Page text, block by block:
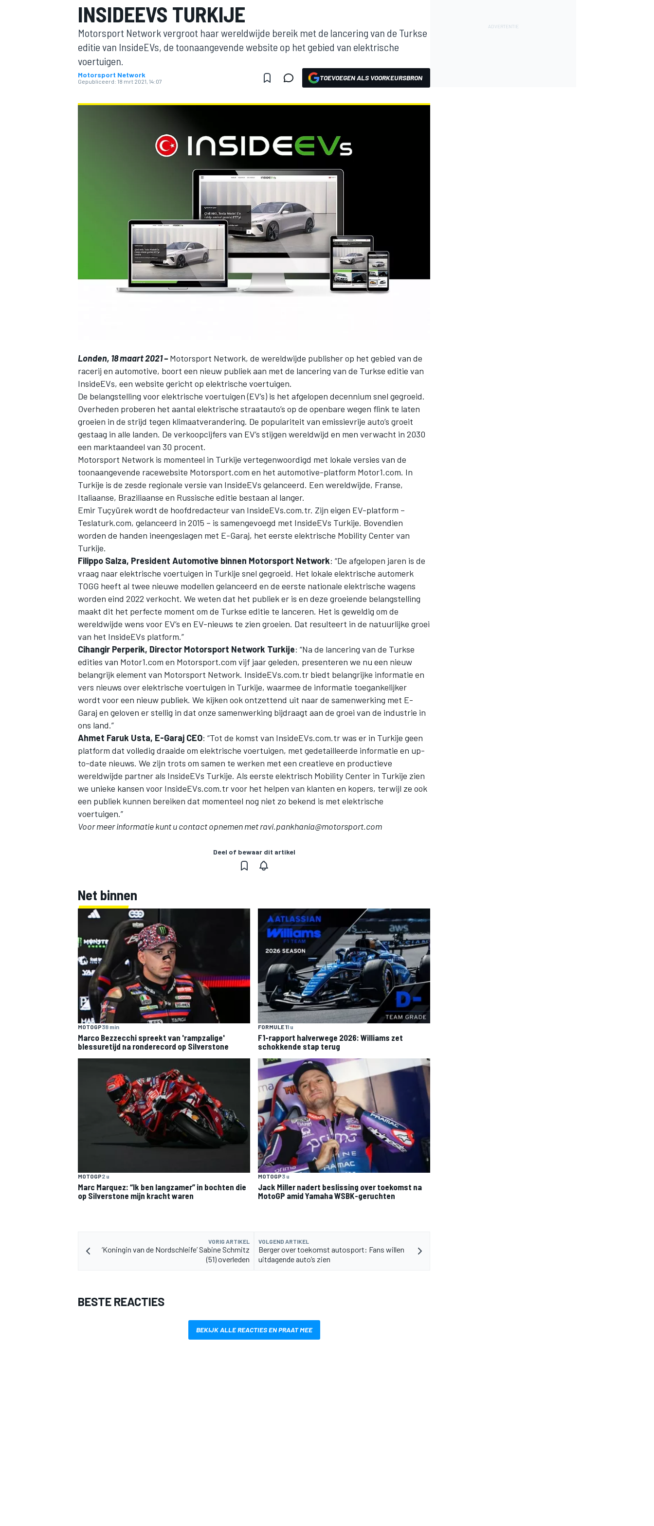
MOTOGP
WEC DTM
MEER RACEKLASSEN
INSIDEEVS TURKIJE
Motorsport Network vergroot haar wereldwijde bereik met de lancering van de Turkse
editie van InsideEVs, de toonaangevende website op het gebied van elektrische
voertuigen.
Motorsport Network
Gepubliceerd: 18 mrt 2021, 14:07 TOEVOEGEN ALS VOORKEURSBRON
Londen, 18 maart 2021– Motorsport Network, de wereldwijde publisher op het gebied van de
racerij en automotive, boort een nieuw publiek aan met de lancering van de Turkse editie van
InsideEVs, een website gericht op elektrische voertuigen.
De belangstelling voor elektrische voertuigen (EV’s) is het afgelopen decennium snel gegroeid.
Overheden proberen het aantal elektrische straatauto’s op de openbare wegen flink te laten
groeien in de strijd tegen klimaatverandering. De populariteit van emissievrije auto’s groeit
gestaag in alle landen. De verkoopcijfers van EV’s stijgen wereldwijd en men verwacht in 2030
een marktaandeel van 30 procent.
Motorsport Network is momenteel in Turkije vertegenwoordigd met lokale versies van de
toonaangevende racewebsite Motorsport.com en het automotive-platform Motor1.com. In
Turkije is de zesde regionale versie van InsideEVs gelanceerd. Een wereldwijde, Franse,
Italiaanse, Braziliaanse en Russische editie bestaan al langer.
Emir Tuçyürek wordt de hoofdredacteur van InsideEVs.com.tr. Zijn eigen EV-platform –
Teslaturk.com, gelanceerd in 2015 – is samengevoegd met InsideEVs Turkije. Bovendien
worden de handen ineengeslagen met E-Garaj, het eerste elektrische Mobility Center van
Turkije.
Filippo Salza, President Automotive binnen Motorsport Network: “De afgelopen jaren is de
vraag naar elektrische voertuigen in Turkije snel gegroeid. Het lokale elektrische automerk
TOGG heeft al twee nieuwe modellen gelanceerd en de eerste nationale elektrische wagens
worden eind 2022 verkocht. We weten dat het publiek er is en deze groeiende belangstelling
maakt dit het perfecte moment om de Turkse editie te lanceren. Het is geweldig om de
wereldwijde wens voor EV’s en EV-nieuws te zien groeien. Dat resulteert in de natuurlijke groei
van het InsideEVs platform.”
Cihangir Perperik, Director Motorsport Network Turkije: “Na de lancering van de Turkse
edities van Motor1.com en Motorsport.com vijf jaar geleden, presenteren we nu een nieuw
belangrijk element van Motorsport Network. InsideEVs.com.tr biedt belangrijke informatie en
vers nieuws over elektrische voertuigen in Turkije, waarmee de informatie toegankelijker
wordt voor een nieuw publiek. We kijken ook ontzettend uit naar de samenwerking met E-
Garaj en geloven er stellig in dat onze samenwerking bijdraagt aan de groei van de industrie in
ons land.”
Ahmet Faruk Usta, E-Garaj CEO: “Tot de komst van InsideEVs.com.trwas er in Turkije geen
platform dat volledig draaide om elektrische voertuigen, met gedetailleerde informatie en up-
to-date nieuws. We zijn trots om samen te werken met een creatieve en productieve
wereldwijde partner als InsideEVs Turkije. Als eerste elektrisch Mobility Center in Turkije zien
we unieke kansen voor InsideEVs.com.tr voor het helpen van klanten en kopers, terwijl ze ook
een publiek kunnen bereiken dat momenteel nog niet zo bekend is met elektrische
voertuigen.”
Voor meer informatie kunt u contact opnemen metravi.pankhania@motorsport.com
Deel of bewaar dit artikel
Net binnen
MOTOGP38 min
Marco Bezzecchi spreekt van 'rampzalige'
blessuretijd na ronderecord op Silverstone
FORMULE 11 u
F1-rapport halverwege 2026: Williams zet
schokkende stap terug
MOTOGP2 u
Marc Marquez: “Ik ben langzamer” in bochten die
op Silverstone mijn kracht waren
MOTOGP3 u
Jack Miller nadert beslissing over toekomst na
MotoGP amid Yamaha WSBK-geruchten
VORIG ARTIKEL
‘Koningin van de Nordschleife’ Sabine Schmitz
(51) overleden
VOLGEND ARTIKEL
Berger over toekomst autosport: Fans willen
uitdagende auto’s zien
BESTE REACTIES
BEKIJK ALLE REACTIES EN PRAAT MEE